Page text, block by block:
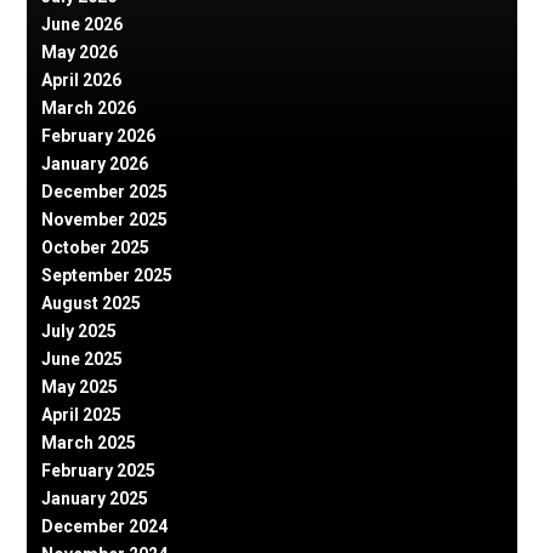
June 2026
May 2026
April 2026
March 2026
February 2026
January 2026
December 2025
November 2025
October 2025
September 2025
August 2025
July 2025
June 2025
May 2025
April 2025
March 2025
February 2025
January 2025
December 2024